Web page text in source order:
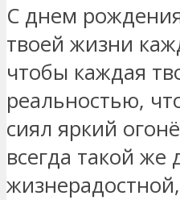
С днем
твоей жизни
чтобы каждая
реальностью,
сиял яркий
всегда такой